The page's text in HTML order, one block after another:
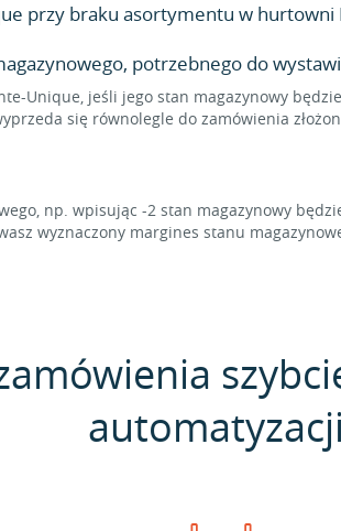
przy braku asortymentu w hurtowni
potrzebnego do
Unique, jeśli jego stan magazynowy
się równolegle do zamówienia
np. wpisując -2 stan magazynowy
wyznaczony margines stanu